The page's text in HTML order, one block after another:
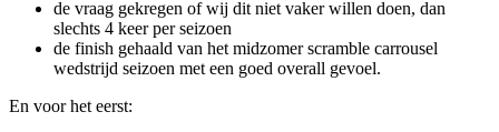
de vraag gekregen of wij dit niet vaker willen doen, dan
slechts 4 keer per seizoen
de finish gehaald van het midzomer scramble carrousel
wedstrijd seizoen met een goed overall gevoel.
En voor het eerst: